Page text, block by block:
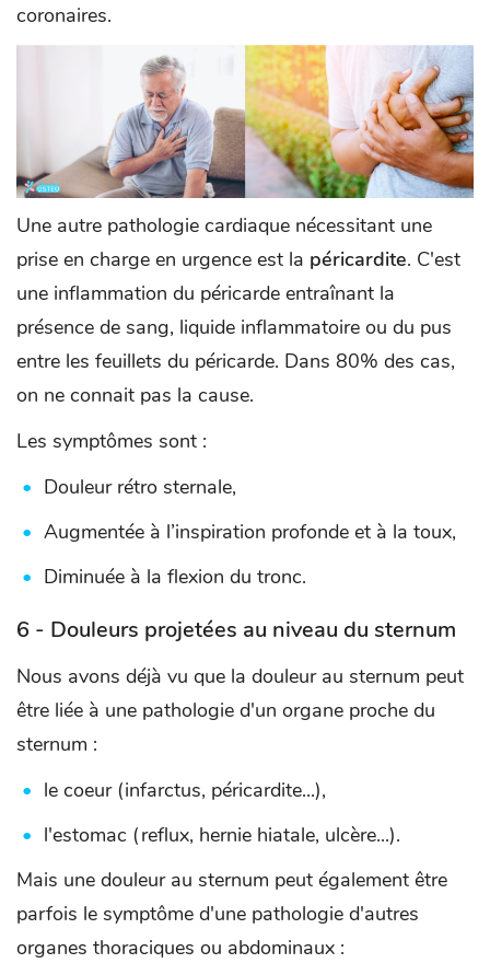
coronaires.
Une autre pathologie cardiaque nécessitant une
prise en charge en urgence est la péricardite. C'est
une inflammation du péricarde entraînant la
présence de sang, liquide inflammatoire ou du pus
entre les feuillets du péricarde. Dans 80% des cas,
on ne connait pas la cause.
Les symptômes sont :
Douleur rétro sternale,
Augmentée à l’inspiration profonde et à la toux,
Diminuée à la flexion du tronc.
6 - Douleurs projetées au niveau du sternum
Nous avons déjà vu que la douleur au sternum peut
être liée à une pathologie d'un organe proche du
sternum :
le coeur (infarctus, péricardite...),
l'estomac (reflux, hernie hiatale, ulcère...).
Mais une douleur au sternum peut également être
parfois le symptôme d'une pathologie d'autres
organes thoraciques ou abdominaux :